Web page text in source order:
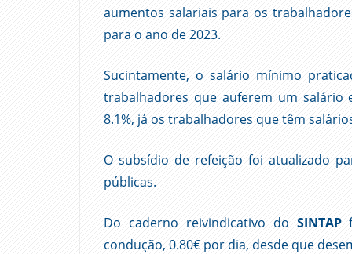
aumentos salariais para os
para o ano de 2023.
Sucintamente, o salário mínimo
trabalhadores que auferem um salário
8.1%, já os trabalhadores que têm
O subsídio de refeição foi atualizado
públicas.
Do caderno reivindicativo do SINTAP
condução, 0.80€ por dia, desde que